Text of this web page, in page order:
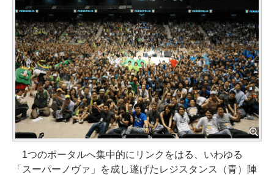
1つのポータルへ集中的にリンクをはる、いわゆる
「スーパーノヴァ」を成し遂げたレジスタンス（青）陣